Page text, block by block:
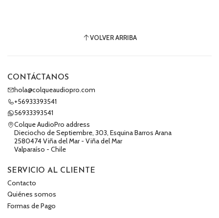
VOLVER ARRIBA
CONTÁCTANOS
hola@colqueaudiopro.com
+56933393541
56933393541
Colque AudioPro address
Dieciocho de Septiembre, 303, Esquina Barros Arana
2580474 Viña del Mar - Viña del Mar
Valparaíso - Chile
SERVICIO AL CLIENTE
Contacto
Quiénes somos
Formas de Pago